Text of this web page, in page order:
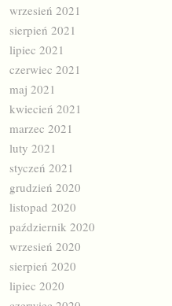
wrzesień 2021
sierpień 2021
lipiec 2021
czerwiec 2021
maj 2021
kwiecień 2021
marzec 2021
luty 2021
styczeń 2021
grudzień 2020
listopad 2020
październik 2020
wrzesień 2020
sierpień 2020
lipiec 2020